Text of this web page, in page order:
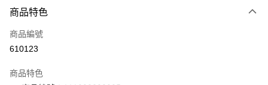
信用卡
Apple Pay
商品特色
商品編號
610123
商品特色